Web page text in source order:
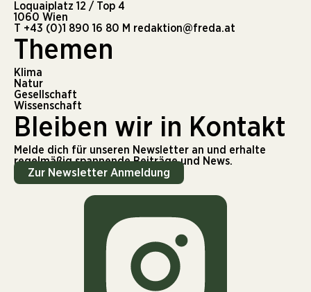
Loquaiplatz 12 / Top 4
1060 Wien
T +43 (0)1 890 16 80 M redaktion@freda.at
Themen
Klima
Natur
Gesellschaft
Wissenschaft
Bleiben wir in Kontakt
Melde dich für unseren Newsletter an und erhalte
regelmäßig spannende Beiträge und News.
Zur Newsletter Anmeldung